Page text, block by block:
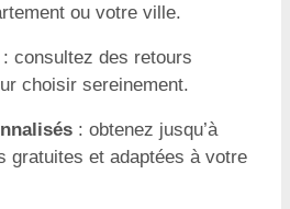
ou votre ville.
: consultez des retours
choisir sereinement.
: obtenez jusqu’à
gratuites et adaptées à votre